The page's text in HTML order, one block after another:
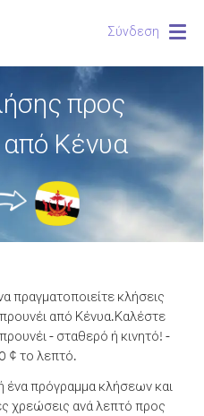
Σύνδεση
προς
Κένυα
πραγματοποιείτε κλήσεις
από Κένυα.Καλέστε
- σταθερό ή κινητό! -
¢ το λεπτό.
πρόγραμμα κλήσεων και
χρεώσεις ανά λεπτό προς